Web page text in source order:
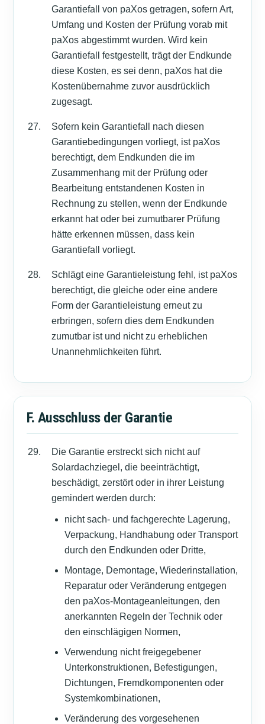
Garantiefall von paXos getragen, sofern Art,
Umfang und Kosten der Prüfung vorab mit
paXos abgestimmt wurden. Wird kein
Garantiefall festgestellt, trägt der Endkunde
diese Kosten, es sei denn, paXos hat die
Kostenübernahme zuvor ausdrücklich
zugesagt.
Sofern kein Garantiefall nach diesen
Garantiebedingungen vorliegt, ist paXos
berechtigt, dem Endkunden die im
Zusammenhang mit der Prüfung oder
Bearbeitung entstandenen Kosten in
Rechnung zu stellen, wenn der Endkunde
erkannt hat oder bei zumutbarer Prüfung
hätte erkennen müssen, dass kein
Garantiefall vorliegt.
Schlägt eine Garantieleistung fehl, ist paXos
berechtigt, die gleiche oder eine andere
Form der Garantieleistung erneut zu
erbringen, sofern dies dem Endkunden
zumutbar ist und nicht zu erheblichen
Unannehmlichkeiten führt.
F. Ausschluss der Garantie
Die Garantie erstreckt sich nicht auf
Solardachziegel, die beeinträchtigt,
beschädigt, zerstört oder in ihrer Leistung
gemindert werden durch:
nicht sach- und fachgerechte Lagerung,
Verpackung, Handhabung oder Transport
durch den Endkunden oder Dritte,
Montage, Demontage, Wiederinstallation,
Reparatur oder Veränderung entgegen
den paXos-Montageanleitungen, den
anerkannten Regeln der Technik oder
den einschlägigen Normen,
Verwendung nicht freigegebener
Unterkonstruktionen, Befestigungen,
Dichtungen, Fremdkomponenten oder
Systemkombinationen,
Veränderung des vorgesehenen